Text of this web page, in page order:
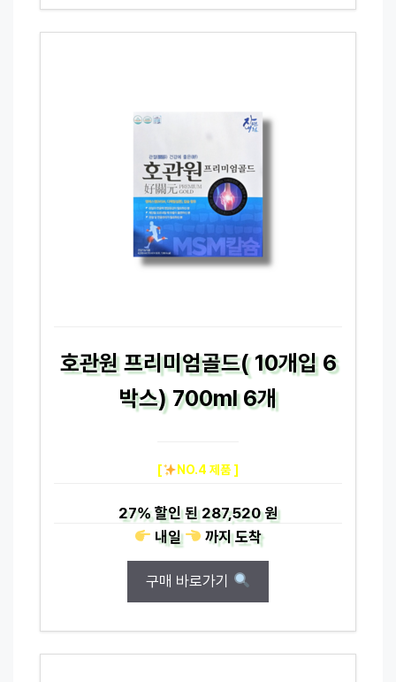
호관원 프리미엄골드( 10개입 6
박스) 700ml 6개
[ NO.4 제품 ]
27%할인 된287,520 원
내일
까지도착
구매 바로가기